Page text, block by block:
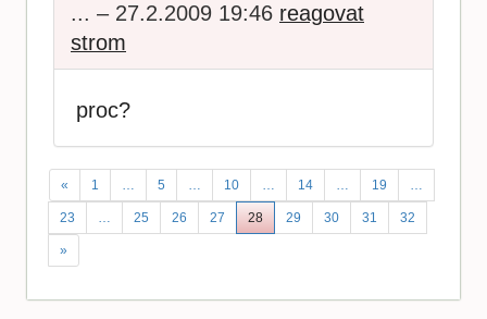
... – 27.2.2009 19:46 reagovat
strom
proc?
« 1 … 5 … 10 … 14 … 19 …
23 … 25 26 27 28 29 30 31 32
»